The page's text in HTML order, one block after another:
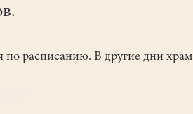
расписанию. В другие дни храм